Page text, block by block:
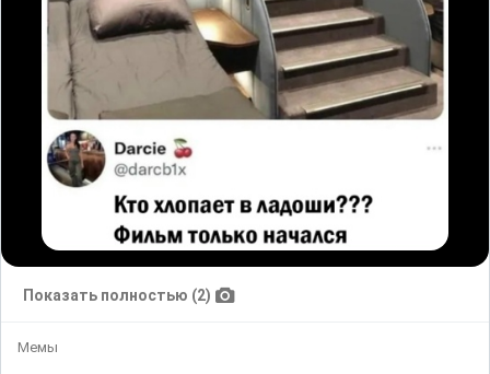
Показать полностью (2)
Мемы